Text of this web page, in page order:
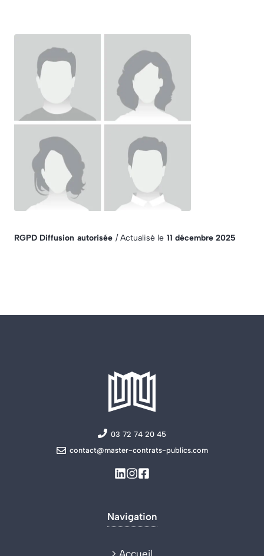
RGPD Diffusion autorisée / Actualisé le 11 décembre 2025
03 72 74 20 45
contact@master-contrats-publics.com
Navigation